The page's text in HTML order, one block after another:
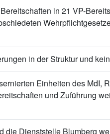
in 21 VP-
in der Struktur und
Einheiten des MdI,
und Zuführung
die Dienststelle Blumberg